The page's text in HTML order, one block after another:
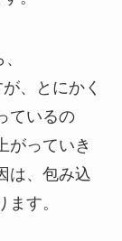
、とにかく
ているの
がっていき
は、包み込
す。